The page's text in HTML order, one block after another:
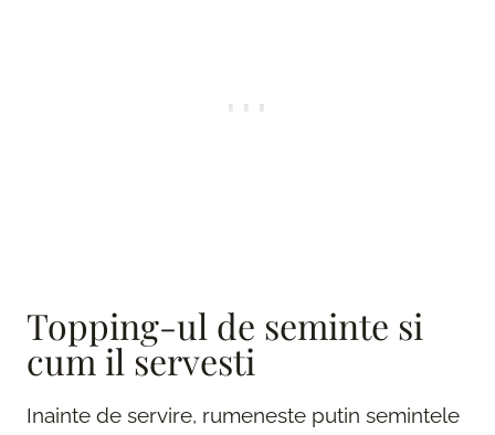
Topping-ul de seminte si
cum il servesti
Inainte de servire, rumeneste putin semintele